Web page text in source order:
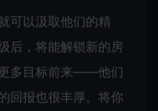
可以汲取他们的精
后，将能解锁新的房
多目标前来——他们
回报也很丰厚。将你